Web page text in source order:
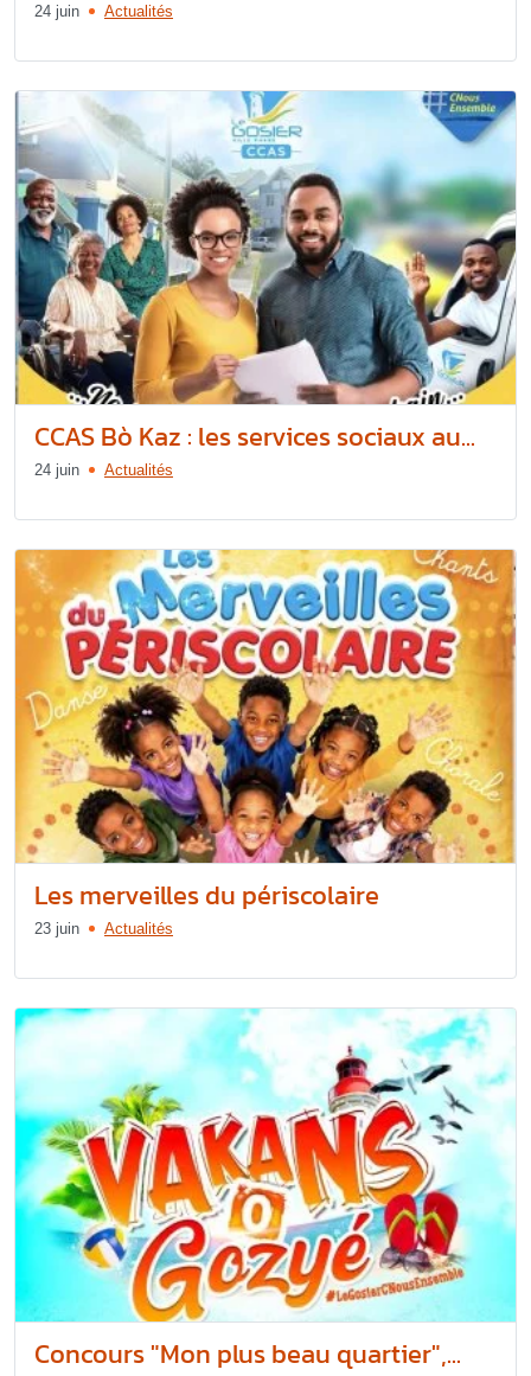
24 juin Actualités
CCAS Bò Kaz : les services sociaux au...
24 juin Actualités
Les merveilles du périscolaire
23 juin Actualités
Concours "Mon plus beau quartier",...